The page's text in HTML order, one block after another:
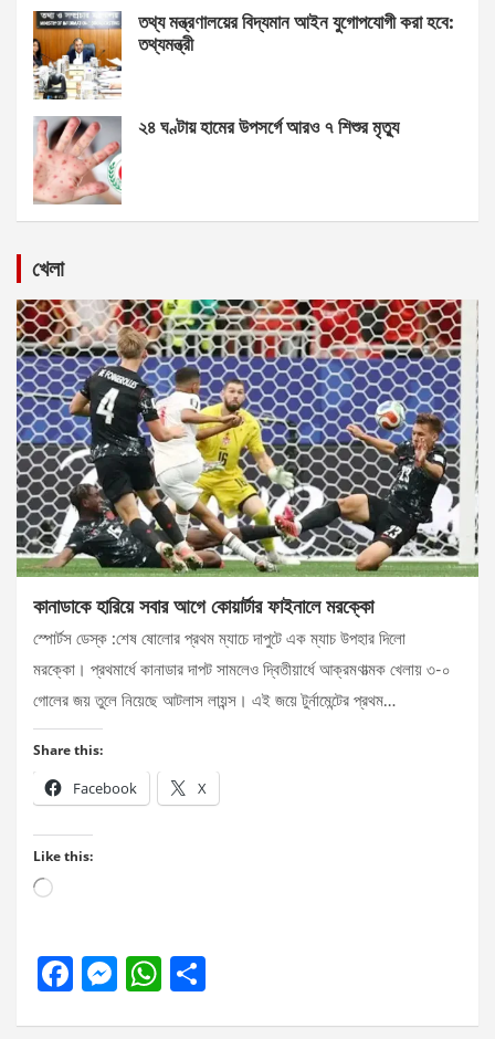
তথ্য মন্ত্রণালয়ের বিদ্যমান আইন যুগোপযোগী করা হবে:
তথ্যমন্ত্রী
২৪ ঘণ্টায় হামের উপসর্গে আরও ৭ শিশুর মৃত্যু
খেলা
কানাডাকে হারিয়ে সবার আগে কোয়ার্টার ফাইনালে মরক্কো
স্পোর্টস ডেস্ক :শেষ ষোলোর প্রথম ম্যাচে দাপুটে এক ম্যাচ উপহার দিলো
মরক্কো। প্রথমার্ধে কানাডার দাপট সামলেও দ্বিতীয়ার্ধে আক্রমণাত্মক খেলায় ৩-০
গোলের জয় তুলে নিয়েছে আটলাস লায়ন্স। এই জয়ে টুর্নামেন্টের প্রথম…
Share this:
Facebook X
Like this:
Loading…
F
M W